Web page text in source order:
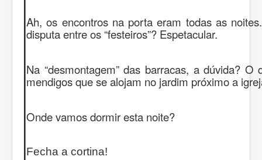
Ah, os encontros na porta eram todas as
disputa entre os “festeiros”? Espetacular.
Na “desmontagem” das barracas, a dúvida?
mendigos que se alojam no jardim próximo a
Onde vamos dormir esta noite?
Fecha a cortina!